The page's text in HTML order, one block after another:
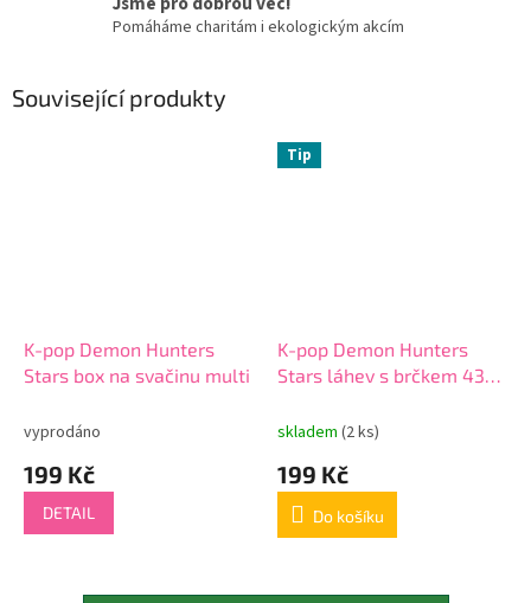
Pomáháme charitám i ekologickým akcím
Související produkty
K-pop Demon Hunters
Stars box na svačinu multi
vyprodáno
199 Kč
DETAIL
Tip
K-pop Demon Hunters
Stars láhev s brčkem 430
skladem (2 ks)
199 Kč
Do košíku